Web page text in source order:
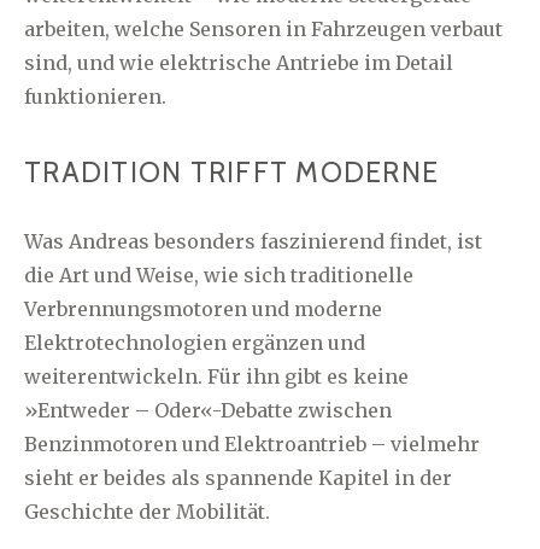
arbeiten, welche Sensoren in Fahrzeugen verbaut
sind, und wie elektrische Antriebe im Detail
funktionieren.
TRADITION TRIFFT MODERNE
Was Andreas besonders faszinierend findet, ist
die Art und Weise, wie sich traditionelle
Verbrennungsmotoren und moderne
Elektrotechnologien ergänzen und
weiterentwickeln. Für ihn gibt es keine
»Entweder – Oder«-Debatte zwischen
Benzinmotoren und Elektroantrieb – vielmehr
sieht er beides als spannende Kapitel in der
Geschichte der Mobilität.